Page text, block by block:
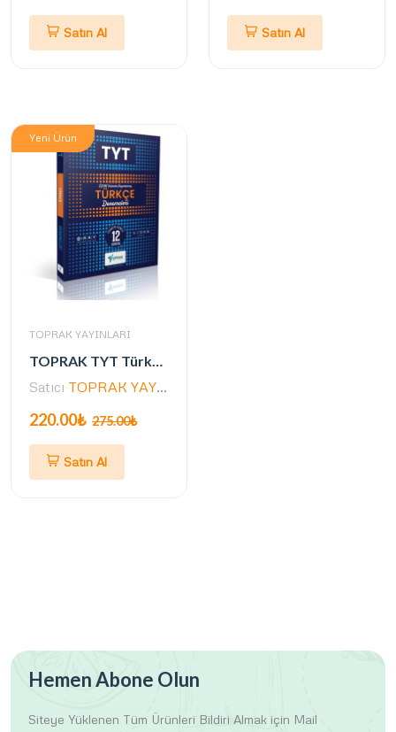
Satın Al Satın Al
Yeni Ürün
TOPRAK YAYINLARI
TOPRAK TYT Türkçe Deneme Kitabı (GÜNCEL)
Satıcı TOPRAK YAYINLARI
220.00₺ 275.00₺
Satın Al
Hemen Abone Olun
Siteye Yüklenen Tüm Ürünleri Bildiri Almak için Mail